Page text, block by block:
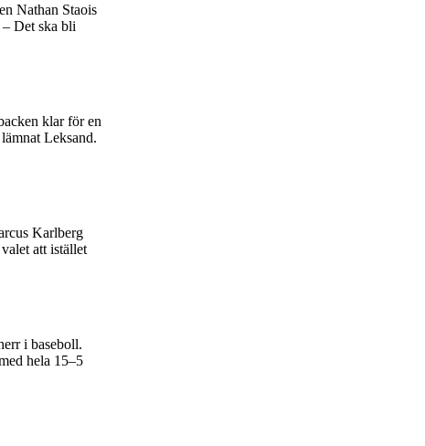
Nathan Staois
Det ska bli
klar för en
Leksand.
Karlberg
att istället
i baseboll.
hela 15–5